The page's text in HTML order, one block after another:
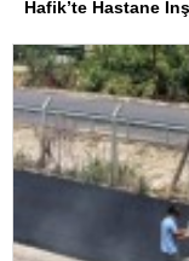
Hafik’te Hastane